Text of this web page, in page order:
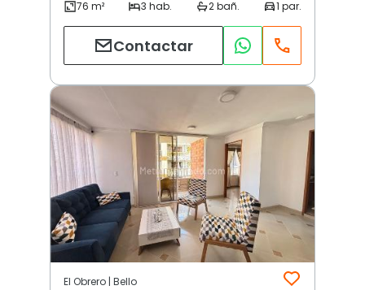
Contactar
El Obrero | Bello